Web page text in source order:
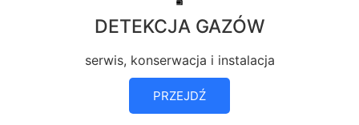
DETEKCJA GAZÓW
serwis, konserwacja i instalacja
PRZEJDŹ